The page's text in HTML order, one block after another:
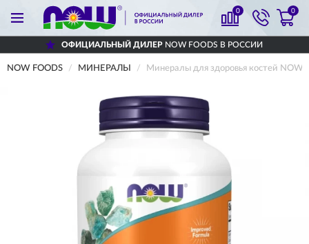
0 0
ОФИЦИАЛЬНЫЙ ДИЛЕРNOW FOODS В РОССИИ
NOW FOODS МИНЕРАЛЫ Минералы для здоровья костей NOW